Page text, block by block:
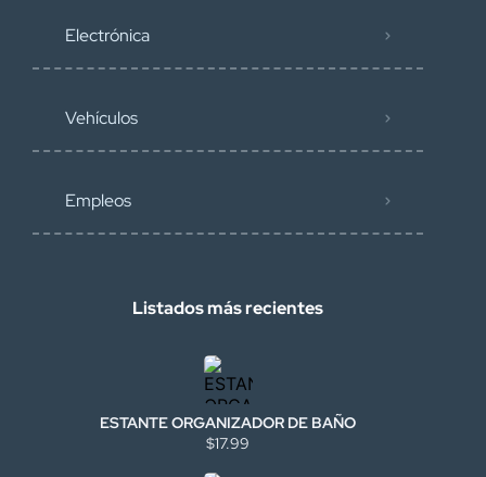
Electrónica
Vehículos
Empleos
Listados más recientes
ESTANTE ORGANIZADOR DE BAÑO
$17.99